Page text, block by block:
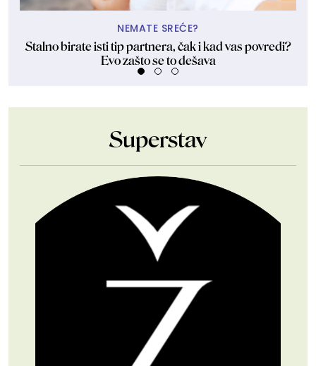
NEMATE SREĆE?
Stalno birate isti tip partnera, čak i kad vas povredi?
Evo zašto se to dešava
Superstav